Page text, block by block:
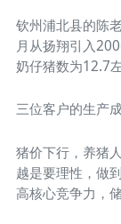
钦州浦北县的陈
月从扬翔引入
奶仔猪数为12.7左
三位客户的生产
猪价下行，养猪
越是要理性，做
高核心竞争力，